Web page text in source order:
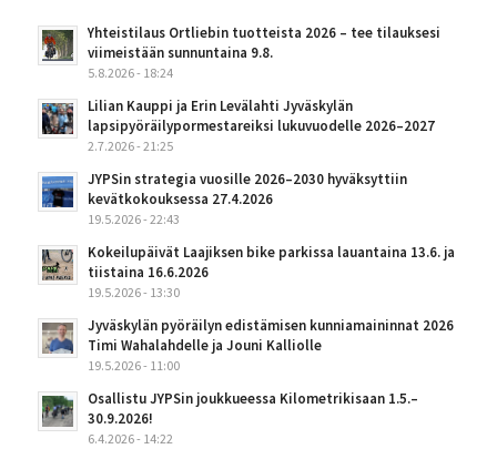
Yhteistilaus Ortliebin tuotteista 2026 – tee tilauksesi
viimeistään sunnuntaina 9.8.
5.8.2026 - 18:24
Lilian Kauppi ja Erin Levälahti Jyväskylän
lapsipyöräilypormestareiksi lukuvuodelle 2026–2027
2.7.2026 - 21:25
JYPSin strategia vuosille 2026–2030 hyväksyttiin
kevätkokouksessa 27.4.2026
19.5.2026 - 22:43
Kokeilupäivät Laajiksen bike parkissa lauantaina 13.6. ja
tiistaina 16.6.2026
19.5.2026 - 13:30
Jyväskylän pyöräilyn edistämisen kunniamaininnat 2026
Timi Wahalahdelle ja Jouni Kalliolle
19.5.2026 - 11:00
Osallistu JYPSin joukkueessa Kilometrikisaan 1.5.–
30.9.2026!
6.4.2026 - 14:22